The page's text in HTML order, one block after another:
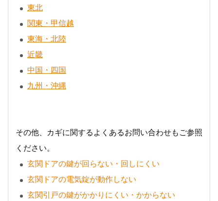
東北
関東・甲信越
東海・北陸
近畿
中国・四国
九州・沖縄
その他、カギに関するよくあるお問い合わせもご参照
ください。
玄関ドアの鍵が回らない・回しにくい
玄関ドアの電気錠が動作しない
玄関引戸の鍵がかかりにくい・かからない